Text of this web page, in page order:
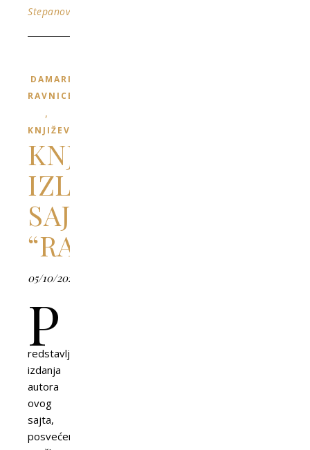
Stepanović
DAMARI
RAVNICE
,
KNJIŽEVNOST
KNJIŽARSKI
IZLOG
SAJTA
“RAVNOPLOV”
05/10/2022
P
redstavljamo
izdanja
autora
ovog
sajta,
posvećena